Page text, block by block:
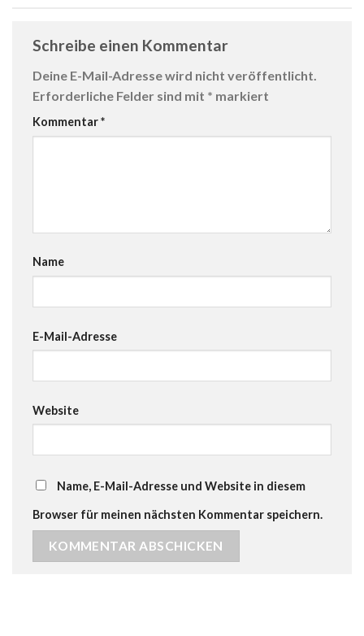
Schreibe einen Kommentar
Deine E-Mail-Adresse wird nicht veröffentlicht.
Erforderliche Felder sind mit * markiert
Kommentar*
Name
E-Mail-Adresse
Website
Name, E-Mail-Adresse und Website in diesem
Browser für meinen nächsten Kommentar speichern.